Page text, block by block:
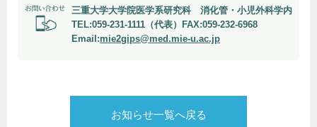
三重大学大学院医学系研究科 消化管・小児外科学内
TEL:059-231-1111（代表）FAX:059-232-6968
Email:mie2gips@med.mie-u.ac.jp
お知らせ一覧へ戻る